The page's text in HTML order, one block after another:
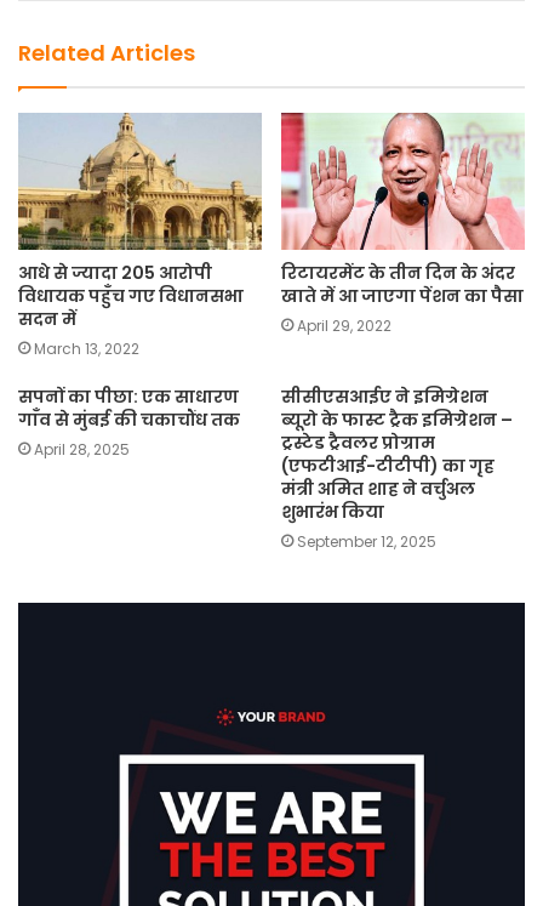
k
Related Articles
आधे से ज्यादा 205 आरोपी
विधायक पहुँच गए विधानसभा
सदन में
March 13, 2022
रिटायरमेंट के तीन दिन के अंदर
खाते में आ जाएगा पेंशन का पैसा
April 29, 2022
सपनों का पीछा: एक साधारण
गाँव से मुंबई की चकाचौंध तक
April 28, 2025
सीसीएसआईए ने इमिग्रेशन
ब्यूरो के फास्ट ट्रैक इमिग्रेशन –
ट्रस्टेड ट्रैवलर प्रोग्राम
(एफटीआई-टीटीपी) का गृह
मंत्री अमित शाह ने वर्चुअल
शुभारंभ किया
September 12, 2025